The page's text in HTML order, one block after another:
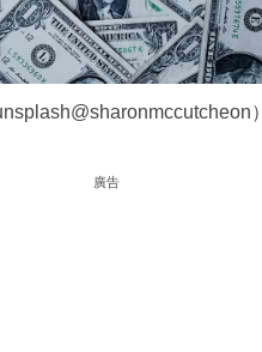
）
廣告